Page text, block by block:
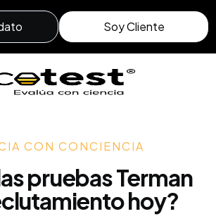
Soy Cliente
CON CONCIENCIA
pruebas Terman
hoy?